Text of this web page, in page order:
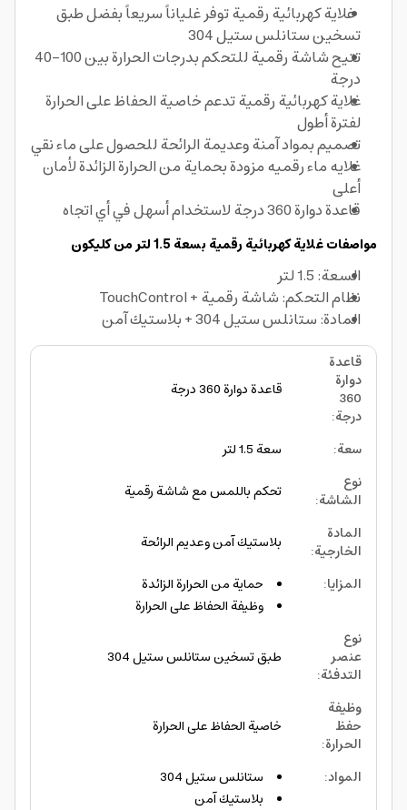
غلاية كهربائية رقمية توفر غلياناً سريعاً بفضل طبق
تسخين ستانلس ستيل 304
تتيح شاشة رقمية للتحكم بدرجات الحرارة بين ‎40–100
درجة
غلاية كهربائية رقمية تدعم خاصية الحفاظ على الحرارة
لفترة أطول
تصميم بمواد آمنة وعديمة الرائحة للحصول على ماء نقي
غلايه ماء رقميه مزودة بحماية من الحرارة الزائدة لأمان
أعلى
قاعدة دوارة 360 درجة لاستخدام أسهل في أي اتجاه
مواصفات غلاية كهربائية رقمية بسعة 1.5 لتر من كليكون
السعة: 1.5 لتر
نظام التحكم: شاشة رقمية + TouchControl
المادة: ستانلس ستيل 304 + بلاستيك آمن
قاعدة
دوارة
360
درجة:
قاعدة دوارة 360 درجة
سعة:
سعة 1.5 لتر
نوع
الشاشة:
تحكم باللمس مع شاشة رقمية
المادة
الخارجية:
بلاستيك آمن وعديم الرائحة
المزايا:
حماية من الحرارة الزائدة
وظيفة الحفاظ على الحرارة
نوع
عنصر
التدفئة:
طبق تسخين ستانلس ستيل 304
وظيفة
حفظ
الحرارة:
خاصية الحفاظ على الحرارة
المواد:
ستانلس ستيل 304
بلاستيك آمن